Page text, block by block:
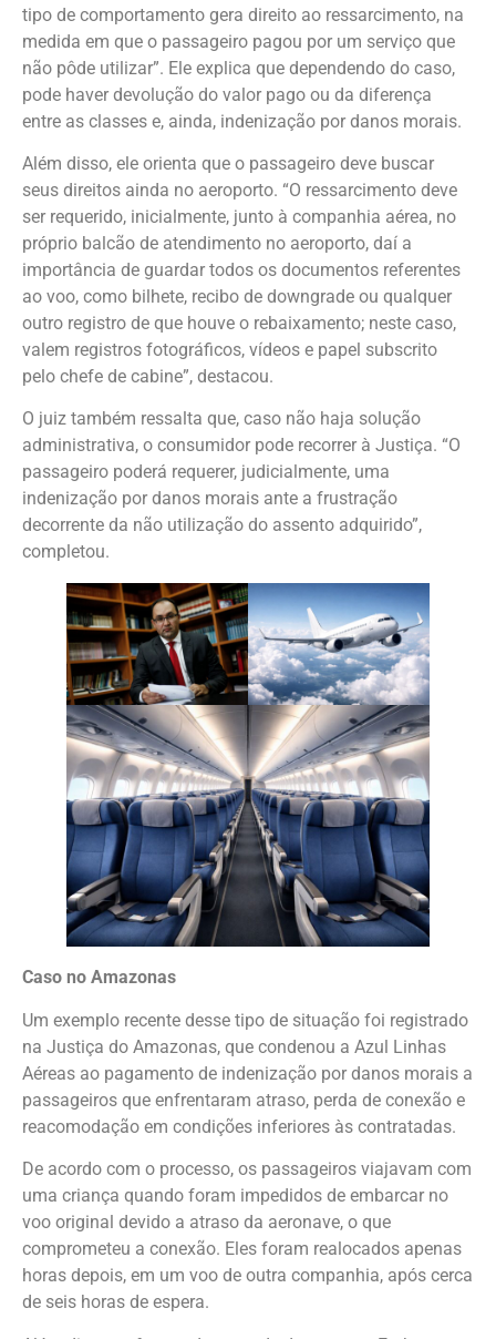
tipo de comportamento gera direito ao ressarcimento, na
medida em que o passageiro pagou por um serviço que
não pôde utilizar”. Ele explica que dependendo do caso,
pode haver devolução do valor pago ou da diferença
entre as classes e, ainda, indenização por danos morais.
Além disso, ele orienta que o passageiro deve buscar
seus direitos ainda no aeroporto. “O ressarcimento deve
ser requerido, inicialmente, junto à companhia aérea, no
próprio balcão de atendimento no aeroporto, daí a
importância de guardar todos os documentos referentes
ao voo, como bilhete, recibo de downgrade ou qualquer
outro registro de que houve o rebaixamento; neste caso,
valem registros fotográficos, vídeos e papel subscrito
pelo chefe de cabine”, destacou.
O juiz também ressalta que, caso não haja solução
administrativa, o consumidor pode recorrer à Justiça. “O
passageiro poderá requerer, judicialmente, uma
indenização por danos morais ante a frustração
decorrente da não utilização do assento adquirido”,
completou.
Caso no Amazonas
Um exemplo recente desse tipo de situação foi registrado
na Justiça do Amazonas, que condenou a Azul Linhas
Aéreas ao pagamento de indenização por danos morais a
passageiros que enfrentaram atraso, perda de conexão e
reacomodação em condições inferiores às contratadas.
De acordo com o processo, os passageiros viajavam com
uma criança quando foram impedidos de embarcar no
voo original devido a atraso da aeronave, o que
comprometeu a conexão. Eles foram realocados apenas
horas depois, em um voo de outra companhia, após cerca
de seis horas de espera.